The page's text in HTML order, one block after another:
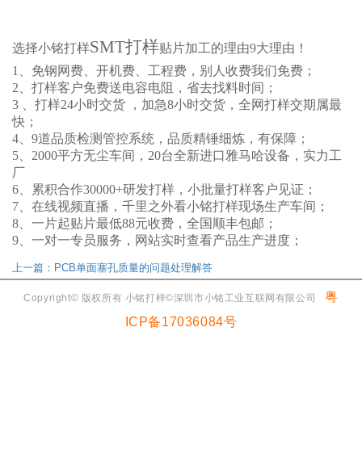
选择小铭打样SMT打样贴片加工的理由9大理由！
1、免钢网费、开机费、工程费，别人收费我们免费；
2、打样客户免费送电容电阻，省去找料时间；
3 、打样24小时交货 ，加急8小时交货，全网打样交期属最
快；
4、9道品质检测管控系统，品质精锤细炼，有保障；
5、2000平方无尘车间，20台全新进口雅马哈设备，实力工
厂
6、累积合作30000+研发打样，小批量打样客户见证；
7、在线视频直播，千里之外看小铭打样现场生产车间；
8、一片起贴片最低88元收费，全国顺丰包邮；
9、一对一专员服务，网站实时查看产品生产进度；
上一篇：PCB单面塞孔质量的问题处理解答
Copyright© 版权所有 小铭打样©深圳市小铭工业互联网有限公司粤
ICP备17036084号